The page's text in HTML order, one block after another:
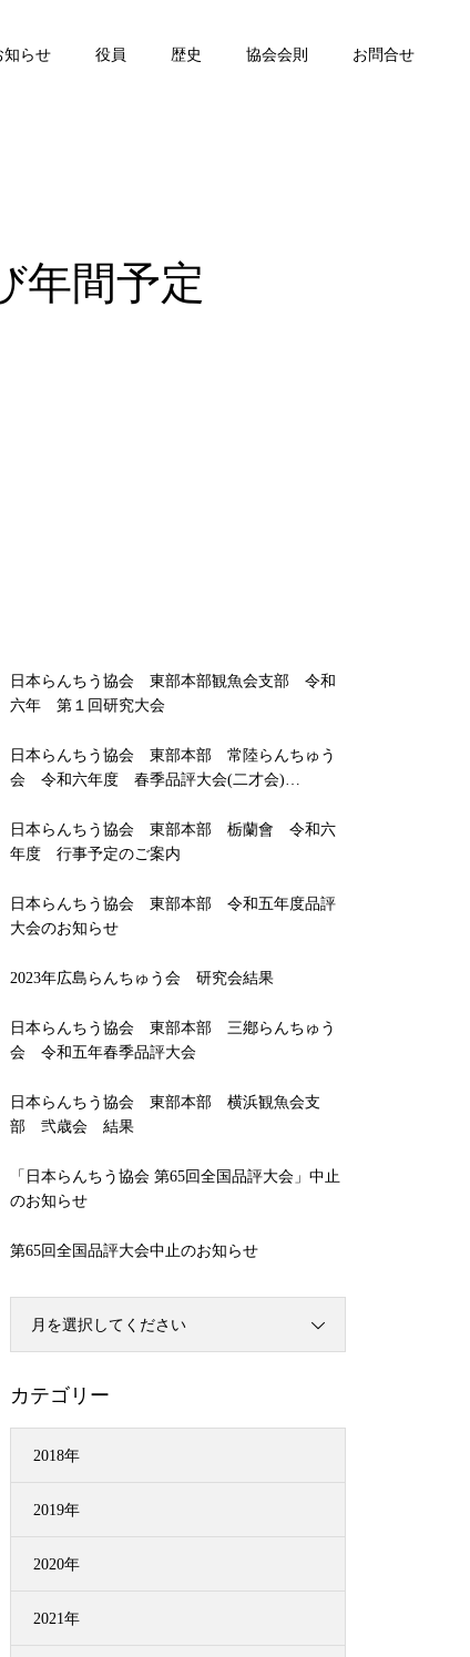
知らせ 役員 歴史 協会会則 お問合せ
間予定
日本らんちう協会 東部本部観魚会支部 令和
六年 第１回研究大会
日本らんちう協会 東部本部 常陸らんちゅう
会 令和六年度 春季品評大会(二才会)…
日本らんちう協会 東部本部 栃蘭會 令和六
年度 行事予定のご案内
日本らんちう協会 東部本部 令和五年度品評
大会のお知らせ
2023年広島らんちゅう会 研究会結果
日本らんちう協会 東部本部 三鄕らんちゅう
会 令和五年春季品評大会
日本らんちう協会 東部本部 横浜観魚会支
部 弐歳会 結果
「日本らんちう協会 第65回全国品評大会」中止
のお知らせ
第65回全国品評大会中止のお知らせ
月を選択してください
カテゴリー
2018年
2019年
2020年
2021年